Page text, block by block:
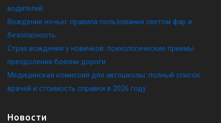
водителей
Вождение ночью: правила пользования светом фар и
безопасность
Страх вождения у новичков: психологические приемы
преодоления боязни дороги
Медицинская комиссия для автошколы: полный список
врачей и стоимость справки в 2026 году
Новости